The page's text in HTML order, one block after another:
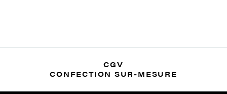
CGV
CONFECTION SUR-MESURE